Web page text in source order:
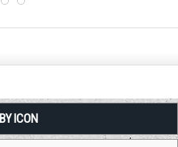
ICON